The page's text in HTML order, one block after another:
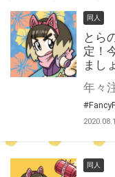
同人
とら
定！
まし
同人